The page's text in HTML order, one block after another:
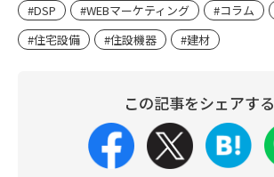
#DSP #WEBマーケティング #コラム
#住宅設備
#住設機器 #建材
この記事をシェアする